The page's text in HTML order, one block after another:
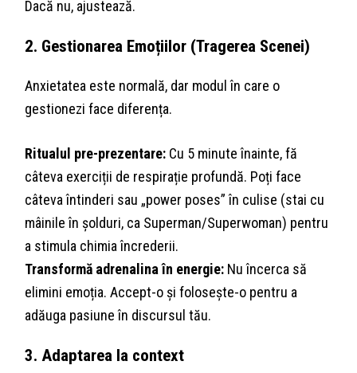
Dacă nu, ajustează.
2. Gestionarea Emoțiilor (Tragerea Scenei)
Anxietatea este normală, dar modul în care o
gestionezi face diferența.
Ritualul pre-prezentare: Cu 5 minute înainte, fă
câteva exerciții de respirație profundă. Poți face
câteva întinderi sau „power poses” în culise (stai cu
mâinile în șolduri, ca Superman/Superwoman) pentru
a stimula chimia încrederii.
Transformă adrenalina în energie: Nu încerca să
elimini emoția. Accept-o și folosește-o pentru a
adăuga pasiune în discursul tău.
3. Adaptarea la context